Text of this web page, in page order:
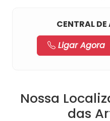
CENTRAL
Ligar Agora
Nossa
das